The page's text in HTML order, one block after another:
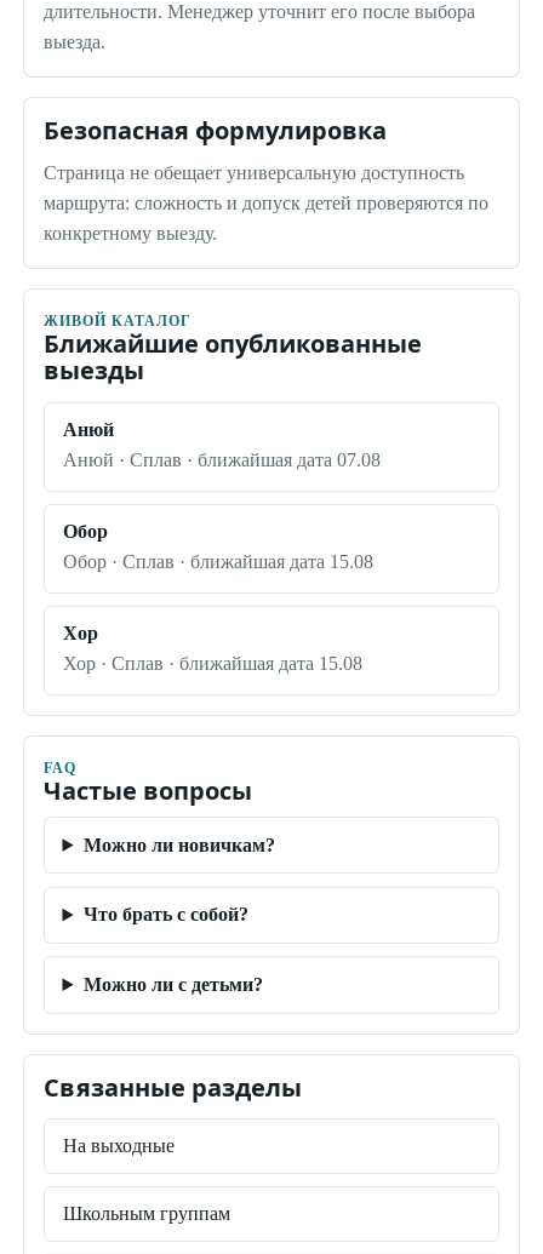
длительности. Менеджер уточнит его после выбора
выезда.
Безопасная формулировка
Страница не обещает универсальную доступность
маршрута: сложность и допуск детей проверяются по
конкретному выезду.
ЖИВОЙ КАТАЛОГ
Ближайшие опубликованные
выезды
Анюй
Анюй · Сплав · ближайшая дата 07.08
Обор
Обор · Сплав · ближайшая дата 15.08
Хор
Хор · Сплав · ближайшая дата 15.08
FAQ
Частые вопросы
Можно ли новичкам?
Что брать с собой?
Можно ли с детьми?
Связанные разделы
На выходные
Школьным группам